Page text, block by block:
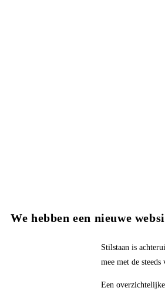
We hebben een nieuwe
Stilstaan is
mee met de
Een